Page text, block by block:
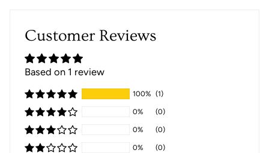
Customer Reviews
Based on 1 review
100% (1)
0% (0)
0% (0)
0% (0)